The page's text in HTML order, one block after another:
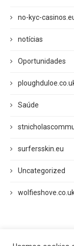
no-kyc-
notícias
Oportunidades
Saúde
surfersskin.eu
Uncategorized